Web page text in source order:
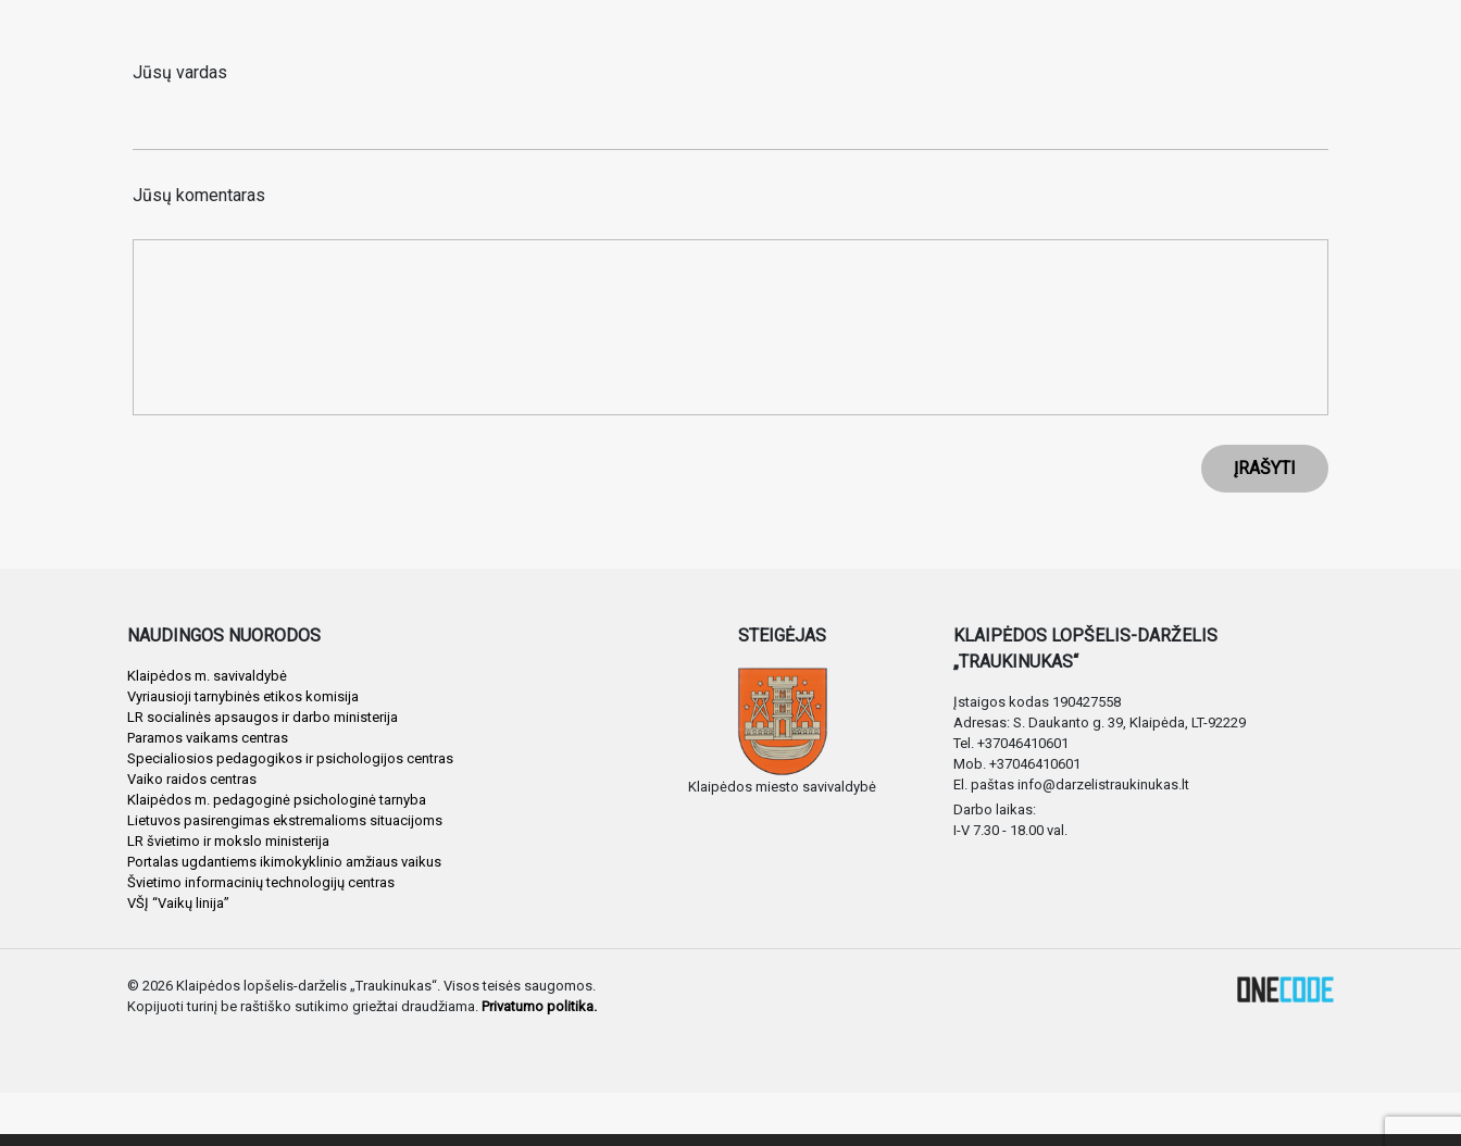
Jūsų vardas
Jūsų komentaras
ĮRAŠYTI
NAUDINGOS NUORODOS
Klaipėdos m. savivaldybė
Vyriausioji tarnybinės etikos komisija
LR socialinės apsaugos ir darbo ministerija
Paramos vaikams centras
Specialiosios pedagogikos ir psichologijos centras
Vaiko raidos centras
Klaipėdos m. pedagoginė psichologinė tarnyba
Lietuvos pasirengimas ekstremalioms situacijoms
LR švietimo ir mokslo ministerija
Portalas ugdantiems ikimokyklinio amžiaus vaikus
Švietimo informacinių technologijų centras
VŠĮ “Vaikų linija”
STEIGĖJAS
Klaipėdos miesto savivaldybė
KLAIPĖDOS LOPŠELIS-DARŽELIS
„TRAUKINUKAS“
Įstaigos kodas 190427558
Adresas: S. Daukanto g. 39, Klaipėda, LT-92229
Tel. +37046410601
Mob. +37046410601
El. paštas info@darzelistraukinukas.lt
Darbo laikas:
I-V 7.30 - 18.00 val.
© 2026 Klaipėdos lopšelis-darželis „Traukinukas“. Visos teisės saugomos.
Kopijuoti turinį be raštiško sutikimo griežtai draudžiama. Privatumo politika.